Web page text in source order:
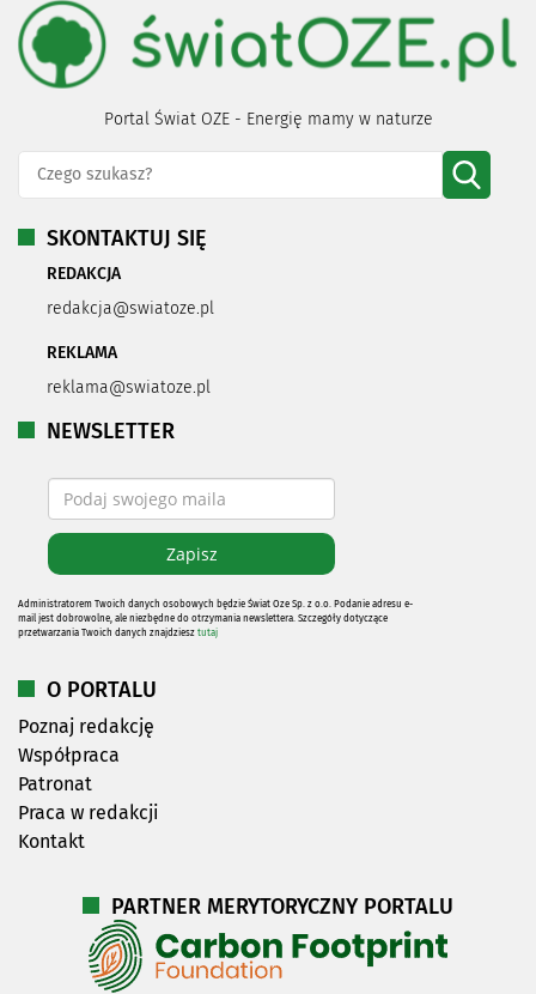
Portal Świat OZE - Energię mamy w naturze
SKONTAKTUJ SIĘ
REDAKCJA
redakcja@swiatoze.pl
REKLAMA
reklama@swiatoze.pl
NEWSLETTER
Administratorem Twoich danych osobowych będzie Świat Oze Sp. z o.o. Podanie adresu e-
mail jest dobrowolne, ale niezbędne do otrzymania newslettera. Szczegóły dotyczące
przetwarzania Twoich danych znajdziesz tutaj
O PORTALU
Poznaj redakcję
Współpraca
Patronat
Praca w redakcji
Kontakt
PARTNER MERYTORYCZNY PORTALU